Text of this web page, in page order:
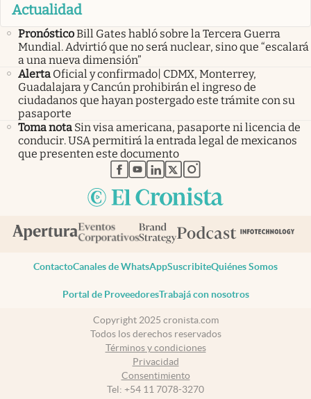
Actualidad
PronósticoBill Gates habló sobre la Tercera Guerra
Mundial. Advirtió que no será nuclear, sino que “escalará
a una nueva dimensión”
Alerta Oficial y confirmado| CDMX, Monterrey,
Guadalajara y Cancún prohibirán el ingreso de
ciudadanos que hayan postergado este trámite con su
pasaporte
Toma nota Sin visa americana, pasaporte ni licencia de
conducir. USA permitirá la entrada legal de mexicanos
que presenten este documento
abre en nueva pestaña
abre en nueva pestaña
abre en nueva pestaña
abre en nueva pestaña
abre en nueva pestaña
ContactoCanales de WhatsAppSuscribiteQuiénes Somos
Portal de ProveedoresTrabajá con nosotros
Copyright 2025 cronista.com
Todos los derechos reservados
Términos y condiciones
Privacidad
Consentimiento
Tel: +54 11 7078-3270